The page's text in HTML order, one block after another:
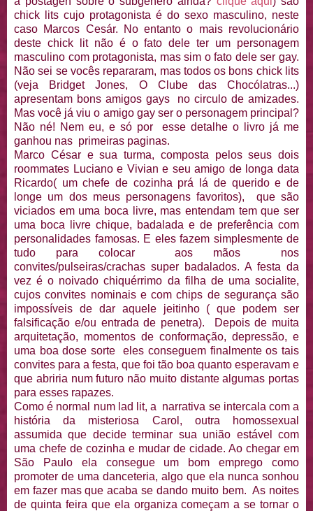
chick lits cujo protagonista é do sexo masculino, neste
caso Marcos Cesár. No entanto o mais revolucionário
deste chick lit não é o fato dele ter um personagem
masculino com protagonista, mas sim o fato dele ser gay.
Não sei se vocês repararam, mas todos os bons chick lits
(veja Bridget Jones, O Clube das Chocólatras...)
apresentam bons amigos gays no circulo de amizades.
Mas você já viu o amigo gay ser o personagem principal?
Não né! Nem eu, e só por esse detalhe o livro já me
ganhou nas primeiras paginas.
Marco César e sua turma, composta pelos seus dois
roommates Luciano e Vivian e seu amigo de longa data
Ricardo( um chefe de cozinha prá lá de querido e de
longe um dos meus personagens favoritos), que são
viciados em uma boca livre, mas entendam tem que ser
uma boca livre chique, badalada e de preferência com
personalidades famosas. E eles fazem simplesmente de
tudo para colocar aos mãos nos
convites/pulseiras/crachas super badalados. A festa da
vez é o noivado chiquérrimo da filha de uma socialite,
cujos convites nominais e com chips de segurança são
impossíveis de dar aquele jeitinho ( que podem ser
falsificação e/ou entrada de penetra). Depois de muita
arquitetação, momentos de conformação, depressão, e
uma boa dose sorte eles conseguem finalmente os tais
convites para a festa, que foi tão boa quanto esperavam e
que abriria num futuro não muito distante algumas portas
para esses rapazes.
Como é normal num lad lit, a narrativa se intercala com a
história da misteriosa Carol, outra homossexual
assumida que decide terminar sua união estável com
uma chefe de cozinha e mudar de cidade. Ao chegar em
São Paulo ela consegue um bom emprego como
promoter de uma danceteria, algo que ela nunca sonhou
em fazer mas que acaba se dando muito bem. As noites
de quinta feira que ela organiza começam a se tornar o